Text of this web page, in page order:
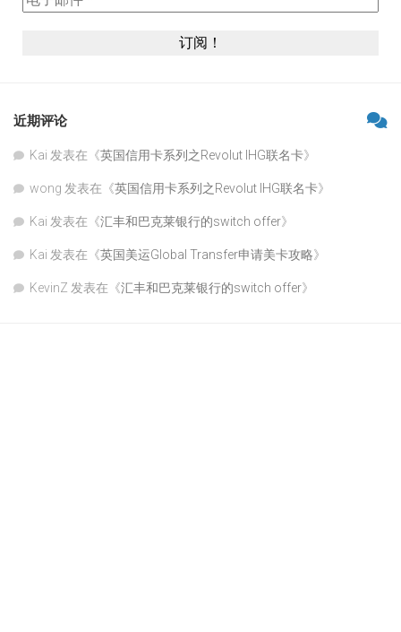
近期评论
Kai 发表在《英国信用卡系列之Revolut IHG联名卡》
wong 发表在《英国信用卡系列之Revolut IHG联名卡》
Kai 发表在《汇丰和巴克莱银行的switch offer》
Kai 发表在《英国美运Global Transfer申请美卡攻略》
KevinZ 发表在《汇丰和巴克莱银行的switch offer》